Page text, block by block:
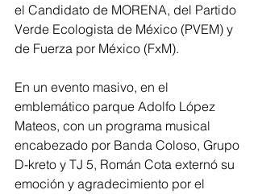
el Candidato de MORENA, del Partido
Verde Ecologista de México (PVEM) y
de Fuerza por México (FxM).
En un evento masivo, en el
emblemático parque Adolfo López
Mateos, con un programa musical
encabezado por Banda Coloso, Grupo
D-kreto y TJ 5, Román Cota externó su
emoción y agradecimiento por el